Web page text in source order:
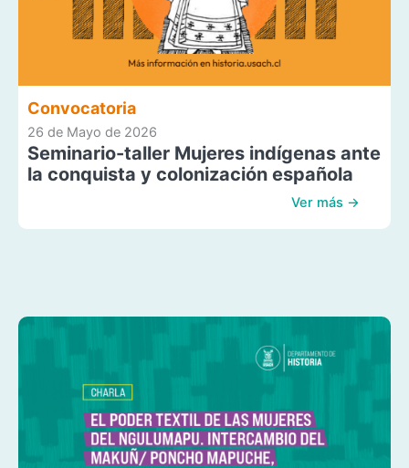
Convocatoria
26 de Mayo de 2026
Seminario-taller Mujeres indígenas ante
la conquista y colonización española
Ver más →